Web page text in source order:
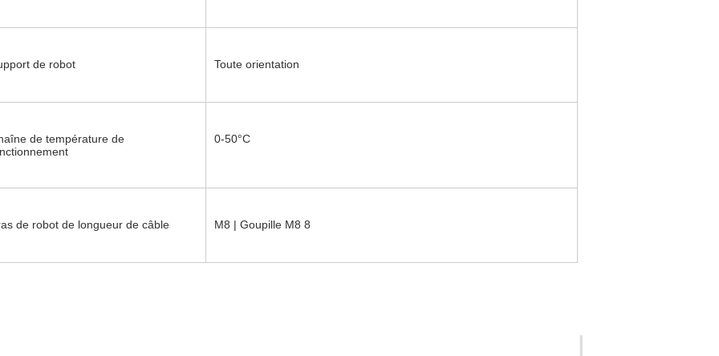
de robot Toute orientation
de température de
0-50°C
de robot de longueur de câble M8 | Goupille M8 8